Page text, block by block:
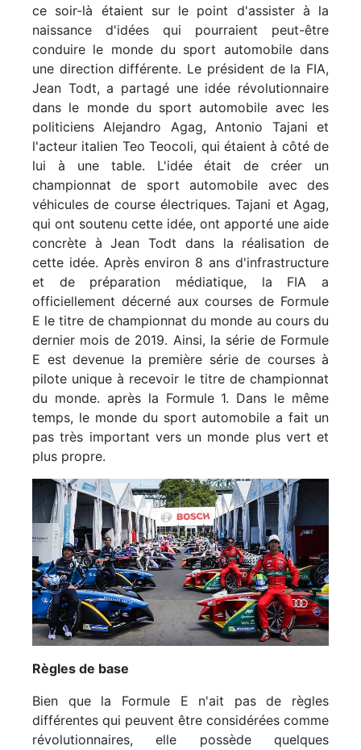
ce soir-là étaient sur le point d'assister à la
naissance d'idées qui pourraient peut-être
conduire le monde du sport automobile dans
une direction différente. Le président de la FIA,
Jean Todt, a partagé une idée révolutionnaire
dans le monde du sport automobile avec les
politiciens Alejandro Agag, Antonio Tajani et
l'acteur italien Teo Teocoli, qui étaient à côté de
lui à une table. L'idée était de créer un
championnat de sport automobile avec des
véhicules de course électriques. Tajani et Agag,
qui ont soutenu cette idée, ont apporté une aide
concrète à Jean Todt dans la réalisation de
cette idée. Après environ 8 ans d'infrastructure
et de préparation médiatique, la FIA a
officiellement décerné aux courses de Formule
E le titre de championnat du monde au cours du
dernier mois de 2019. Ainsi, la série de Formule
E est devenue la première série de courses à
pilote unique à recevoir le titre de championnat
du monde. après la Formule 1. Dans le même
temps, le monde du sport automobile a fait un
pas très important vers un monde plus vert et
plus propre.
Règles de base
Bien que la Formule E n'ait pas de règles
différentes qui peuvent être considérées comme
révolutionnaires, elle possède quelques